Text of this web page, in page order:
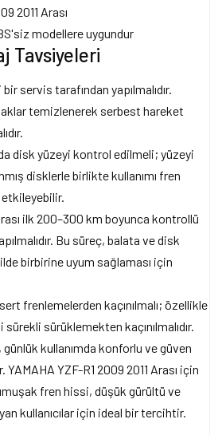
2011 Arası
modellere uygundur
Tavsiyeleri
servis tarafından yapılmalıdır.
temizlenerek serbest hareket
disk yüzeyi kontrol edilmeli; yüzeyi
disklerle birlikte kullanımı fren
etkileyebilir.
ilk 200–300 km boyunca kontrollü
Bu süreç, balata ve disk
birbirine uyum sağlaması için
frenlemelerden kaçınılmalı; özellikle
sürüklemekten kaçınılmalıdır.
, günlük kullanımda konforlu ve güven
YZF-R1 2009 2011 Arası için
fren hissi, düşük gürültü ve
kullanıcılar için ideal bir tercihtir.